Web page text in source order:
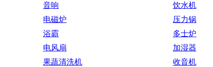
音响 饮水机
电磁炉 压力锅
浴霸 多士炉
电风扇 加湿器
果蔬清洗机 收音机